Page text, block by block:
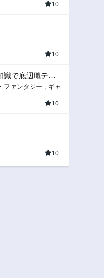
10
10
識で底辺職テイ
になってしまい
ファンタジー
ギャ
10
10